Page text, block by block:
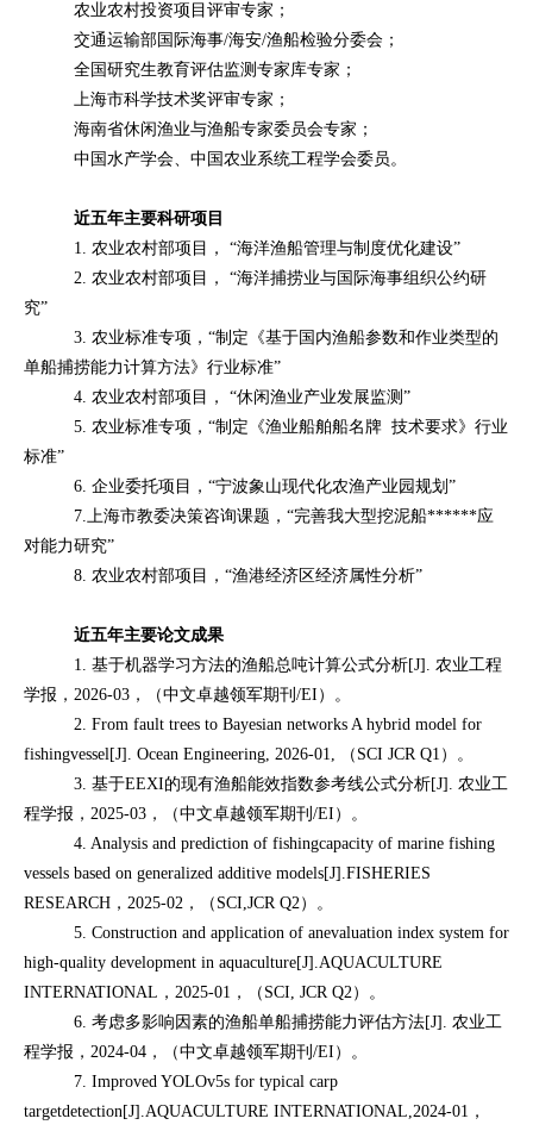
农业农村投资项目评审专家；
交通运输部国际海事/海安/渔船检验分委会；
全国研究生教育评估监测专家库专家；
上海市科学技术奖评审专家；
海南省休闲渔业与渔船专家委员会专家；
中国水产学会、中国农业系统工程学会委员。
近五年主要科研项目
1. 农业农村部项目， “海洋渔船管理与制度优化建设”
2. 农业农村部项目， “海洋捕捞业与国际海事组织公约研
究”
3. 农业标准专项，“制定《基于国内渔船参数和作业类型的
单船捕捞能力计算方法》行业标准”
4. 农业农村部项目， “休闲渔业产业发展监测”
5. 农业标准专项，“制定《渔业船舶船名牌 技术要求》行业
标准”
6. 企业委托项目，“宁波象山现代化农渔产业园规划”
7.上海市教委决策咨询课题，“完善我大型挖泥船******应
对能力研究”
8. 农业农村部项目，“渔港经济区经济属性分析”
近五年主要论文成果
1. 基于机器学习方法的渔船总吨计算公式分析[J]. 农业工程
学报， 2026-03 ，（中文卓越领军期刊 /EI ）。
2. From fault trees to Bayesian networks A hybrid model for
fishingvessel[J]. Ocean Engineering, 2026-01,
（ SCI JCR Q1 ）。
3. 基于EEXI的现有渔船能效指数参考线公式分析[J]. 农业工
程学报， 2025-03 ，（中文卓越领军期刊 /EI ）。
4. Analysis and prediction of fishingcapacity of marine fishing
vessels based on generalized additive models[J].FISHERIES
RESEARCH ， 2025-02 ，（ SCI,JCR Q2）。
5. Construction and application of anevaluation index system for
high-quality development in aquaculture[J].AQUACULTURE
INTERNATIONAL ， 2025-01 ，（ SCI, JCR Q2）。
6. 考虑多影响因素的渔船单船捕捞能力评估方法[J]. 农业工
程学报， 2024-04 ，（中文卓越领军期刊 /EI ）。
7. Improved YOLOv5s for typical carp
targetdetection[J].AQUACULTURE INTERNATIONAL,2024-01 ，